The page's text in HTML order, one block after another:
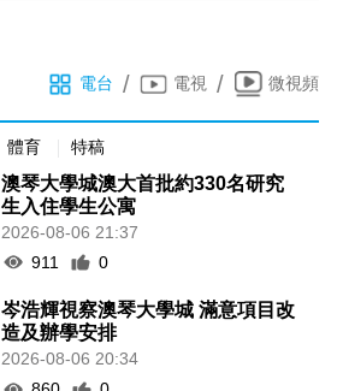
電台 / 電視 / 微視頻
體育 特稿
澳琴大學城澳大首批約330名研究
生入住學生公寓
2026-08-06 21:37
911
0
岑浩輝視察澳琴大學城 滿意項目改
造及辦學安排
2026-08-06 20:34